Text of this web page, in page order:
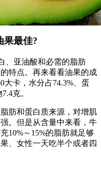
果最佳?
、亚油酸和必需的脂肪
特点。再来看看油果的成
大卡，水分占74.3%、蛋
克。
肪和蛋白质来源，对增肌
。但是从含量中来看，牛
10%～15%的脂肪就足够
、女性一天吃半个或者四